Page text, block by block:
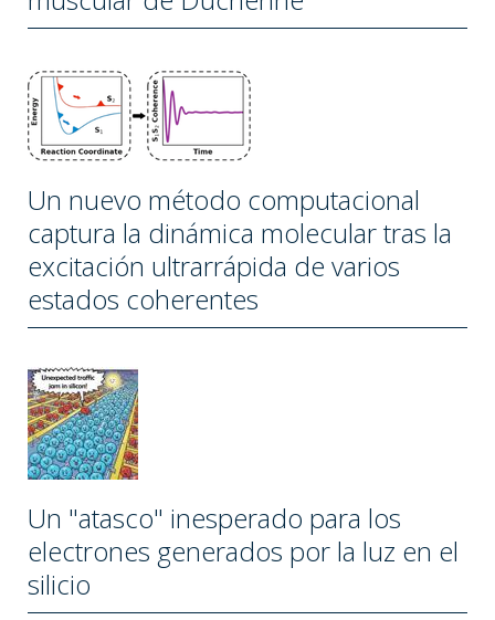
Un nuevo método computacional
captura la dinámica molecular tras la
excitación ultrarrápida de varios
estados coherentes
Un "atasco" inesperado para los
electrones generados por la luz en el
silicio